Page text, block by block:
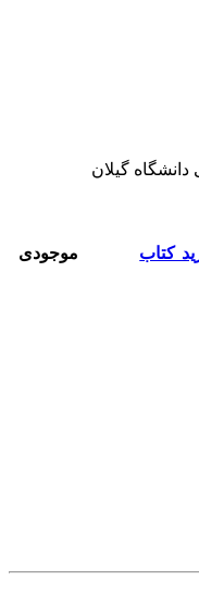
دانشگاه گیلان
کتاب
موجودی